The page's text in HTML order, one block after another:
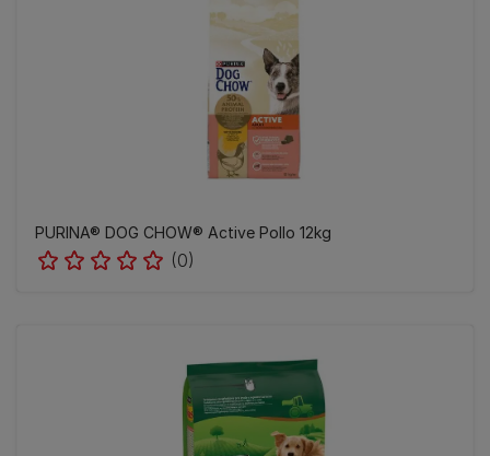
PURINA® DOG CHOW® Active Pollo 12kg
(0)